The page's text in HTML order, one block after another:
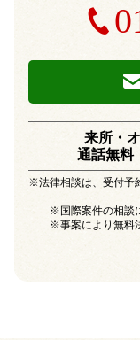
来所・
通話無料
※法律相談は、受付予
※国際案件の相談
※事案により無料